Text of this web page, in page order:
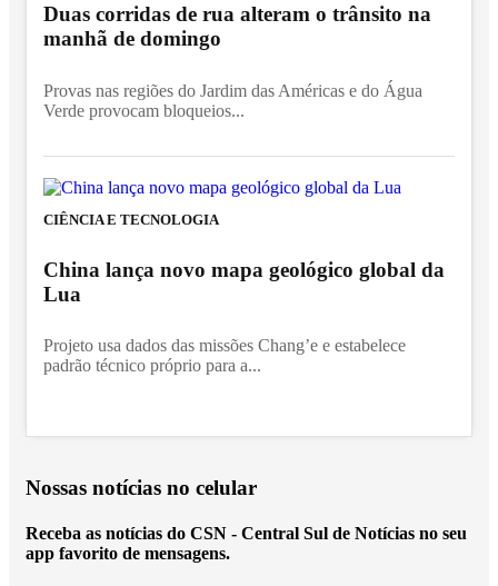
Duas corridas de rua alteram o trânsito na
manhã de domingo
Provas nas regiões do Jardim das Américas e do Água
Verde provocam bloqueios...
CIÊNCIA E TECNOLOGIA
China lança novo mapa geológico global da
Lua
Projeto usa dados das missões Chang’e e estabelece
padrão técnico próprio para a...
Nossas notícias no celular
Receba as notícias do CSN - Central Sul de Notícias no seu
app favorito de mensagens.